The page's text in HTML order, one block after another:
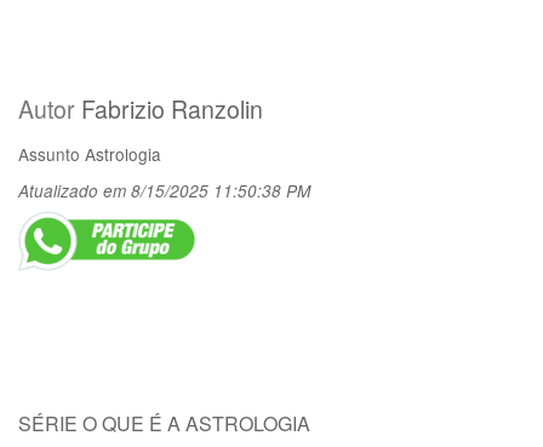
Autor Fabrizio Ranzolin
Assunto Astrologia
Atualizado em 8/15/2025 11:50:38 PM
SÉRIE O QUE É A ASTROLOGIA